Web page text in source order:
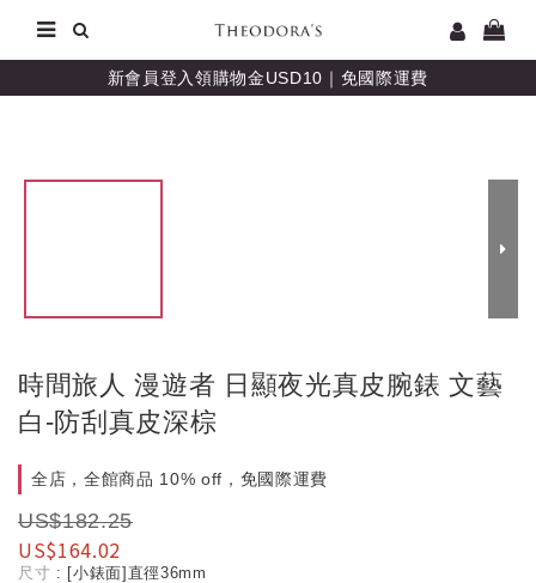
新會員登入領購物金USD10｜免國際運費
時間旅人 漫遊者 日顯夜光真皮腕錶 文藝
白-防刮真皮深棕
全店，全館商品 10% off，免國際運費
US$182.25
US$164.02
尺寸 : [小錶面]直徑36mm